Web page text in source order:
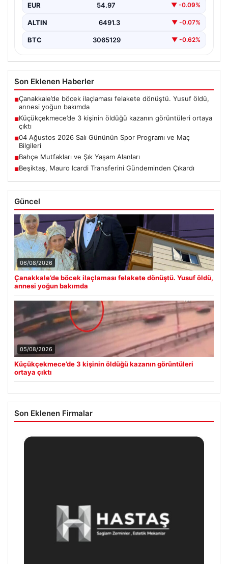
EUR 54.97 ▼ -0.09%
ALTIN 6491.3 ▼ -0.07%
BTC 3065129 ▼ -0.62%
Son Eklenen Haberler
■Çanakkale’de böcek ilaçlaması felakete dönüştü. Yusuf öldü,
annesi yoğun bakımda
■Küçükçekmece’de 3 kişinin öldüğü kazanın görüntüleri ortaya
çıktı
■04 Ağustos 2026 Salı Gününün Spor Programı ve Maç
Bilgileri
■Bahçe Mutfakları ve Şık Yaşam Alanları
■Beşiktaş, Mauro Icardi Transferini Gündeminden Çıkardı
Güncel
06/08/2026
Çanakkale’de böcek ilaçlaması felakete dönüştü. Yusuf öldü,
annesi yoğun bakımda
05/08/2026
Küçükçekmece’de 3 kişinin öldüğü kazanın görüntüleri
ortaya çıktı
Son Eklenen Firmalar